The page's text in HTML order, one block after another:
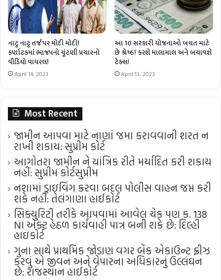
નાટુ નાટુ તર્જ પર મોદી મોદી!
કર્ણાટકમાં ભાજપનો ચૂંટણી પ્રચારનો
વીડિયો વાયરલ!
April 14, 2023
આ 10 સરકારી યોજનાઓ બચત માટે
છે શ્રેષ્ઠ! કરશે માલામાલ અને બચાવશે
ટેક્સ!
April 13, 2023
Most Recent
જામીન આપવા માટે નાણાં જમા કરાવવાની શરત ન
રાખી શકાય: સુપ્રીમ કોર્ટ
આગોતરા જામીન ને યાંત્રિક રીતે મર્યાદિત કરી શકાય
નહીં: સુપ્રીમ કોર્ટ​સુપ્રીમ
નશામાં ડ્રાઇવિંગ કરવા બદલ પોલીસ વાહન જપ્ત કરી
શકે નહીં: તેલંગાણા હાઈકોર્ટ
સિક્યુરિટી તરીકે આપવામાં આવેલ ચેક પણ ક. 138
NI એક્ટ હેઠળ કાર્યવાહી પાત્ર બની શકે છે: દિલ્હી
હાઇકોર્ટ
ગુના સાથે પ્રાથમિક જોડાણ વગર બેંક એકાઉન્ટ ફ્રીઝ
કરવું એ જીવન અને વેપારના અધિકારનું ઉલ્લંઘન
છે: રાજસ્થાન હાઈકોર્ટ